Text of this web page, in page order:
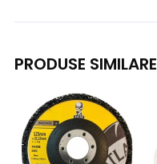
PRODUSE SIMILARE